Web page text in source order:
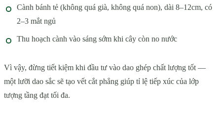
Cành bánh tẻ (không quá già, không quá non), dài 8–12cm, có
2–3 mắt ngủ
Thu hoạch cành vào sáng sớm khi cây còn no nước
Vì vậy, đừng tiết kiệm khi đầu tư vào dao ghép chất lượng tốt —
một lưỡi dao sắc sẽ tạo vết cắt phẳng giúp tỉ lệ tiếp xúc của lớp
tượng tầng đạt tối đa.